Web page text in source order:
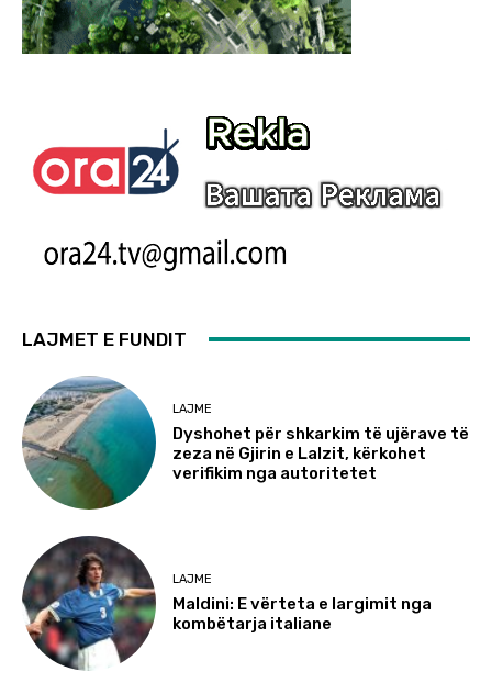
LAJMET E FUNDIT
LAJME
Dyshohet për shkarkim të ujërave të
zeza në Gjirin e Lalzit, kërkohet
verifikim nga autoritetet
LAJME
Maldini: E vërteta e largimit nga
kombëtarja italiane